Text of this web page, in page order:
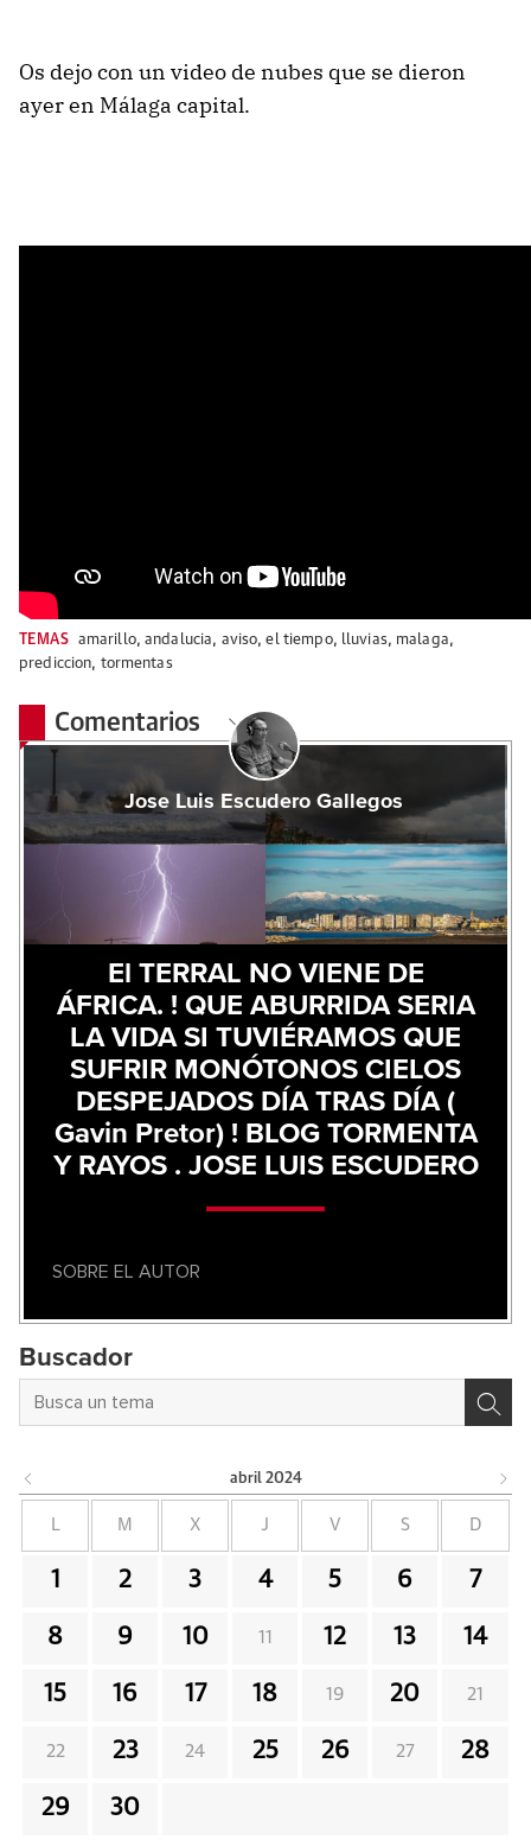
Os dejo con un video de nubes que se dieron
ayer en Málaga capital.
TEMAS amarillo,andalucia, aviso,el tiempo, lluvias, malaga,
prediccion, tormentas
Comentarios
Jose Luis Escudero Gallegos
El TERRAL NO VIENE DE
ÁFRICA. ! QUE ABURRIDA SERIA
LA VIDA SI TUVIÉRAMOS QUE
SUFRIR MONÓTONOS CIELOS
DESPEJADOS DÍA TRAS DÍA (
Gavin Pretor) ! BLOG TORMENTA
Y RAYOS . JOSE LUIS ESCUDERO
SOBRE EL AUTOR
Buscador
abril 2024
M X J V S D
1 2 3 4 5 6 7
8 9 10 11 12 13 14
15 16 17 18 19 20 21
22 23 24 25 26 27 28
29 30